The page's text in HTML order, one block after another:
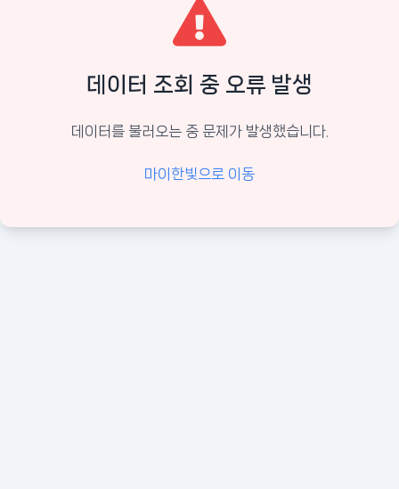
데이터 조회 중 오류 발생
데이터를 불러오는 중 문제가 발생했습니다.
마이한빛으로 이동